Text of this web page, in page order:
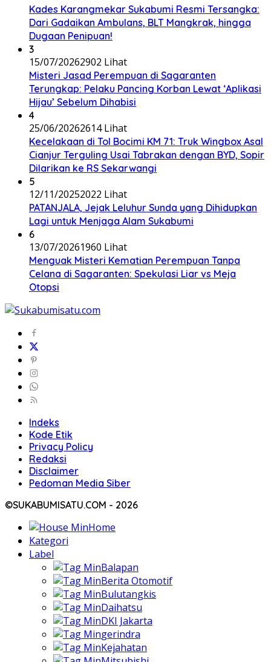
Kades Karangmekar Sukabumi Resmi Tersangka:
Dari Gadaikan Ambulans, BLT Mangkrak, hingga
Dugaan Penipuan!
3
15/07/20262902 Lihat
Misteri Jasad Perempuan di Sagaranten
Terungkap: Pelaku Pancing Korban Lewat ‘Aplikasi
Hijau’ Sebelum Dihabisi
4
25/06/20262614 Lihat
Kecelakaan di Tol Bocimi KM 71: Truk Wingbox Asal
Cianjur Terguling Usai Tabrakan dengan BYD, Sopir
Dilarikan ke RS Sekarwangi
5
12/11/20252022 Lihat
PATANJALA, Jejak Leluhur Sunda yang Dihidupkan
Lagi untuk Menjaga Alam Sukabumi
6
13/07/20261960 Lihat
Menguak Misteri Kematian Perempuan Tanpa
Celana di Sagaranten: Spekulasi Liar vs Meja
Otopsi
Indeks
Kode Etik
Privacy Policy
Redaksi
Disclaimer
Pedoman Media Siber
©SUKABUMISATU.COM - 2026
Home
Kategori
Label
Balapan
Berita Otomotif
Bulutangkis
Daihatsu
DKI Jakarta
gerindra
Kejahatan